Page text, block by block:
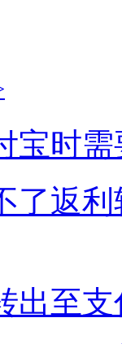
宝时
了返
出至